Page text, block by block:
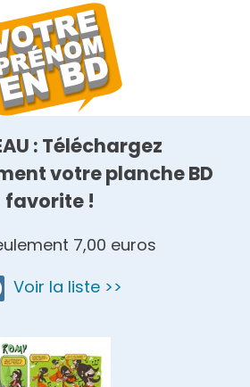
: Téléchargez
votre planche BD
favorite !
7,00 euros
Voir la liste >>